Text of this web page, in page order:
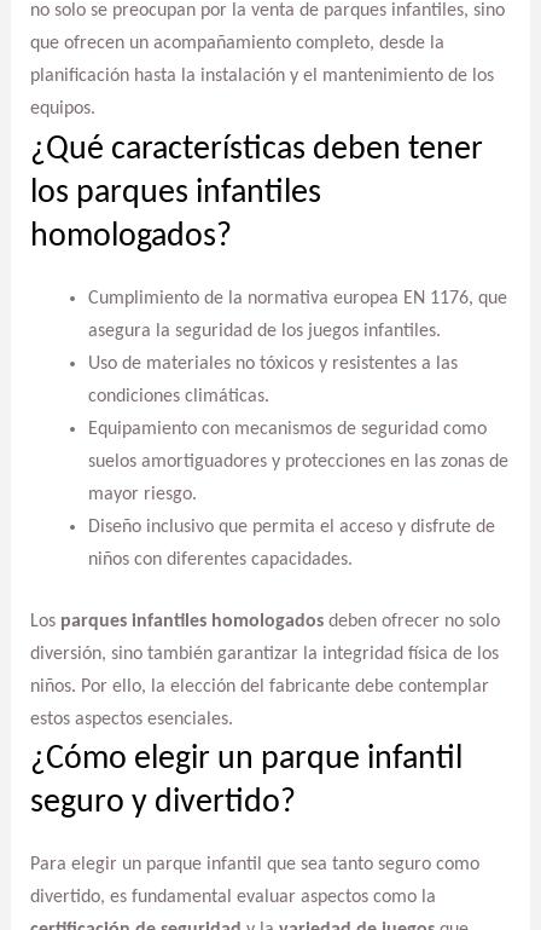
no solo se preocupan por la venta de parques infantiles, sino
que ofrecen un acompañamiento completo, desde la
planificación hasta la instalación y el mantenimiento de los
equipos.
¿Qué características deben tener
los parques infantiles
homologados?
Cumplimiento de la normativa europea EN 1176, que
asegura la seguridad de los juegos infantiles.
Uso de materiales no tóxicos y resistentes a las
condiciones climáticas.
Equipamiento con mecanismos de seguridad como
suelos amortiguadores y protecciones en las zonas de
mayor riesgo.
Diseño inclusivo que permita el acceso y disfrute de
niños con diferentes capacidades.
Los parques infantiles homologadosdeben ofrecer no solo
diversión, sino también garantizar la integridad física de los
niños. Por ello, la elección del fabricante debe contemplar
estos aspectos esenciales.
¿Cómo elegir un parque infantil
seguro y divertido?
Para elegir un parque infantil que sea tanto seguro como
divertido, es fundamental evaluar aspectos como la